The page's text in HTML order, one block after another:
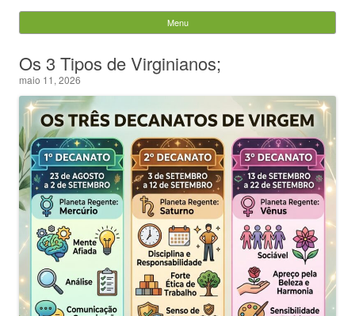
Evandro Legramonte
por:
Menu
Os 3 Tipos de Virginianos;
maio 11, 2026